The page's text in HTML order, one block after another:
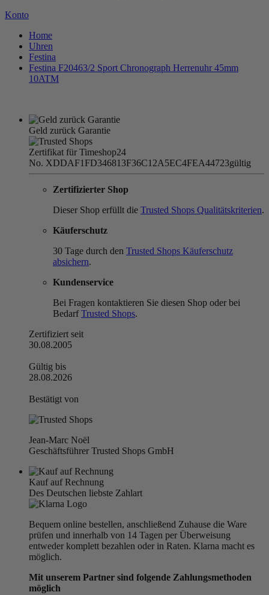
Konto
Home
Uhren
Festina
Festina F20463/2 Sport Chronograph Herrenuhr 45mm
10ATM
Geld zurück Garantie
Zertifikat für Timeshop24
No. XDDAF1FD346813F36C12A5EC4FEA44723gültig
Zertifizierter Shop
Dieser Shop erfüllt die Trusted Shops Qualitätskriterien.
Käuferschutz
30 Tage durch den Trusted Shops Käuferschutz
absichern.
Kundenservice
Bei Fragen kontaktieren Sie diesen Shop oder bei
BedarfTrusted Shops.
Zertifiziert seit
30.08.2005
Gültig bis
28.08.2026
Bestätigt von
Jean-Marc Noël
Geschäftsführer Trusted Shops GmbH
Kauf auf Rechnung
Des Deutschen liebste Zahlart
Bequem online bestellen, anschließend Zuhause die Ware
prüfen und innerhalb von 14 Tagen per Überweisung
entweder komplett bezahlen oder in Raten. Klarna macht es
möglich.
Mit unserem Partner sind folgende Zahlungsmethoden
möglich